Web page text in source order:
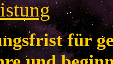
für